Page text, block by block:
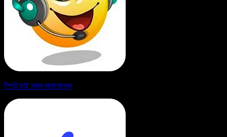
স্পিচিফাই বনাম বালাবোলকা